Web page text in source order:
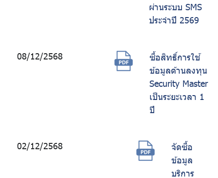
ผ่านระบบ SMS
ประจำปี 2569
08/12/2568
ซื้อสิทธิ์การใช้
ข้อมูลด้านลงทุน
Security Master
เป็นระยะเวลา 1
ปี
02/12/2568
จัดซื้อ
ข้อมูล
บริการ